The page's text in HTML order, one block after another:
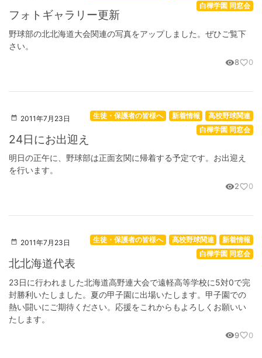
白樺学園 同窓会
フォトギャラリー更新
野球部の北北海道大会関連の写真をアップしました。ぜひご覧下
さい。
visibility8favorite_border0
2011年7月23日 高校野球関連
新着情報
生徒・保護者の皆様へ
白樺学園 同窓会
24日にお出迎え
明日の正午に、野球部は正面玄関に帰着する予定です。お出迎え
を行います。
visibility2favorite_border0
2011年7月23日 新着情報
高校野球関連
生徒・保護者の皆様へ
白樺学園 同窓会
北北海道代表
23日に行われました北海道高野連大会で遠軽高等学校に5対0で完
封勝利いたしました。夏の甲子園に出場いたします。甲子園での
熱い闘いにご期待ください。応援をこれからもよろしくお願いい
たします。
visibility9favorite_border0